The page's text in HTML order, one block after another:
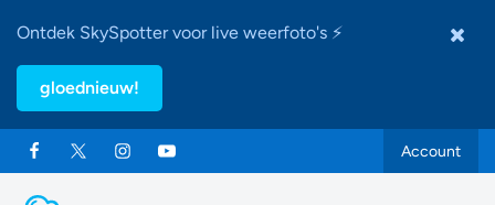
Ontdek SkySpotter voor live weerfoto's ⚡
gloednieuw!
Account